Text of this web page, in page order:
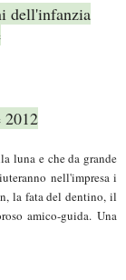
dell'infanzia
2012
luna e che da grande
nell'impresa i
la fata del dentino, il
amico-guida. Una